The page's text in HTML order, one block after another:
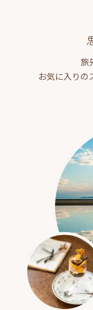
旅
お気に入りの